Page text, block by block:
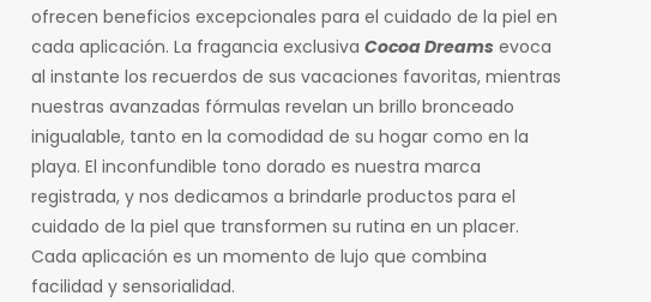
ofrecen beneficios excepcionales para el cuidado de la piel en
cada aplicación. La fragancia exclusiva Cocoa Dreams evoca
al instante los recuerdos de sus vacaciones favoritas, mientras
nuestras avanzadas fórmulas revelan un brillo bronceado
inigualable, tanto en la comodidad de su hogar como en la
playa. El inconfundible tono dorado es nuestra marca
registrada, y nos dedicamos a brindarle productos para el
cuidado de la piel que transformen su rutina en un placer.
Cada aplicación es un momento de lujo que combina
facilidad y sensorialidad.